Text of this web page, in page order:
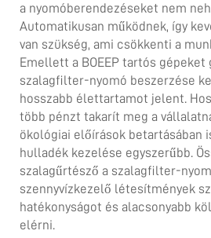
a nyomóberendezéseket nem
Automatikusan működnek, így
van szükség, ami csökkenti a
Emellett a BOEEP tartós gépeket
szalagfilter-nyomó beszerzése
hosszabb élettartamot jelent.
több pénzt takarít meg a
ökológiai előírások betartásában
hulladék kezelése egyszerűbb.
szalagűrtésző a szalagfilter-
szennyvízkezelő létesítmények
hatékonyságot és alacsonyabb
elérni.